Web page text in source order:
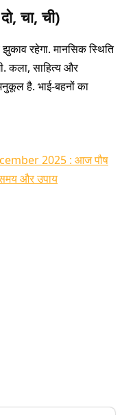
चा, ची)
रहेगा. मानसिक स्थिति
कला, साहित्य और
है. भाई-बहनों का
2025 : आज पौष
और उपाय